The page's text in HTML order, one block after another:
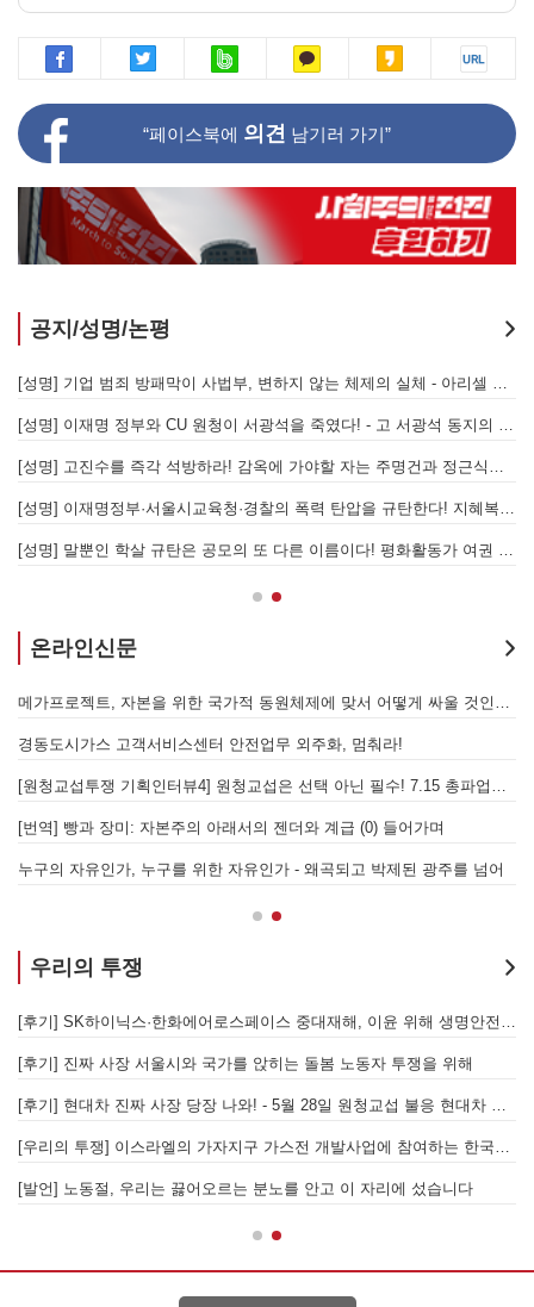
“페이스북에 의견 남기러 가기”
공지/성명/논평
[성명] 기업 범죄 방패막이 사법부, 변하지 않는 체제의 실체 - 아리셀 참사 주범 박순관 4년 선고에 부쳐
[성명] 이재명 정부와 CU 원청이 서광석을 죽였다! - 고 서광석 동지의 죽음을 애도하며
[성명] 고진수를 즉각 석방하라! 감옥에 가야할 자는 주명건과 정근식이다!
[성명] 이재명정부·서울시교육청·경찰의 폭력 탄압을 규탄한다! 지혜복 교사와 연대자들을 즉각 석방하라!
[성명] 말뿐인 학살 규탄은 공모의 또 다른 이름이다! 평화활동가 여권 무효화 지금 당장 철회하라!
온라인신문
메가프로젝트, 자본을 위한 국가적 동원체제에 맞서 어떻게 싸울 것인가?
경동도시가스 고객서비스센터 안전업무 외주화, 멈춰라!
[원청교섭투쟁 기획인터뷰4] 원청교섭은 선택 아닌 필수! 7.15 총파업은 자본에 원청교섭 시작을 알리는 첫걸음이자 선전포고다
[번역] 빵과 장미: 자본주의 아래서의 젠더와 계급 (0) 들어가며
누구의 자유인가, 누구를 위한 자유인가 - 왜곡되고 박제된 광주를 넘어
우리의 투쟁
[후기] SK하이닉스·한화에어로스페이스 중대재해, 이윤 위해 생명안전을 위협하는 '첨단산업' 자본을 규탄하다
[후기] 진짜 사장 서울시와 국가를 앉히는 돌봄 노동자 투쟁을 위해
[후기] 현대차 진짜 사장 당장 나와! - 5월 28일 원청교섭 불응 현대차 규탄 금속노조 결의대회
[우리의 투쟁] 이스라엘의 가자지구 가스전 개발사업에 참여하는 한국석유공사 규탄 기자회견이 열리다.
[발언] 노동절, 우리는 끓어오르는 분노를 안고 이 자리에 섰습니다